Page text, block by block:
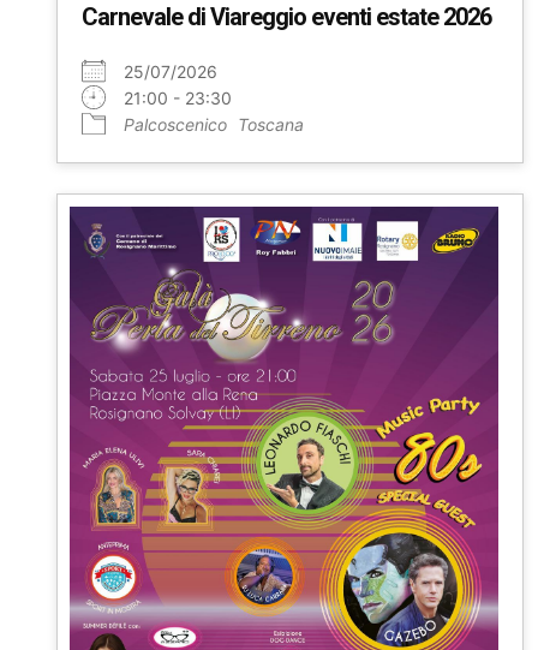
Carnevale di Viareggio eventi estate 2026
25/07/2026
21:00 - 23:30
Palcoscenico Toscana